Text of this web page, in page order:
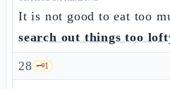
It is not good to eat too
search out things too
28 🗝️1